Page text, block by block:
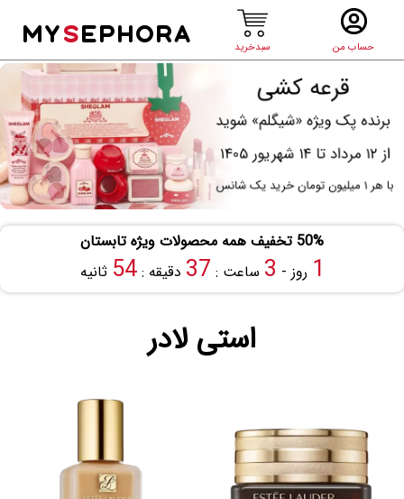
حساب من سبدخرید
MYSEPHORA
50% تخفیف همه محصولات ویژه تابستان
1 روز - 3 ساعت : 37 دقیقه :53 ثانیه
استی لادر